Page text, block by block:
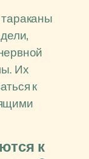
Их
к
к